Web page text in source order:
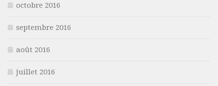
octobre 2016
septembre 2016
août 2016
juillet 2016